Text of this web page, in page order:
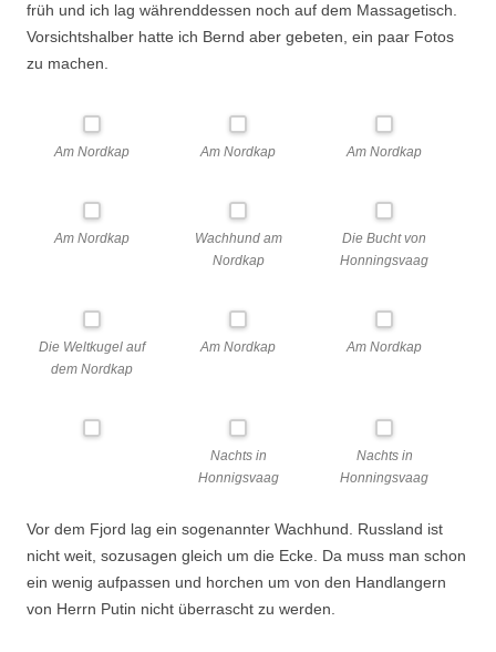
früh und ich lag währenddessen noch auf dem Massagetisch.
Vorsichtshalber hatte ich Bernd aber gebeten, ein paar Fotos
zu machen.
Am Nordkap Am Nordkap Am Nordkap
Am Nordkap
Wachhund am
Nordkap
Die Bucht von
Honningsvaag
Die Weltkugel auf
dem Nordkap
Am Nordkap Am Nordkap
Nachts in
Honnigsvaag
Nachts in
Honningsvaag
Vor dem Fjord lag ein sogenannter Wachhund. Russland ist
nicht weit, sozusagen gleich um die Ecke. Da muss man schon
ein wenig aufpassen und horchen um von den Handlangern
von Herrn Putin nicht überrascht zu werden.